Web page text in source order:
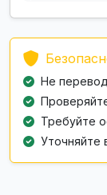
Не
Требуйте
Уточняйте